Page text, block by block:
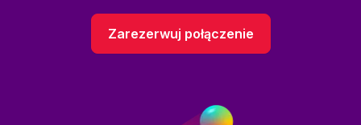
Zarezerwuj połączenie